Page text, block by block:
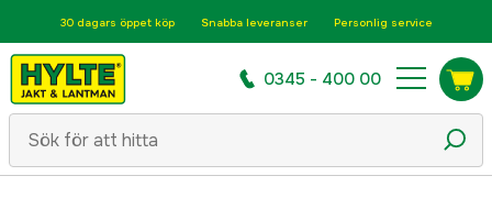
30 dagars öppet köp Snabba leveranser Personlig service
0345 - 400 00